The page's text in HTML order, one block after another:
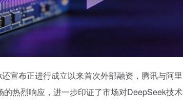
宣布正进行成立以来首次外部融资，腾讯与阿
热烈响应，进一步印证了市场对DeepSeek技术